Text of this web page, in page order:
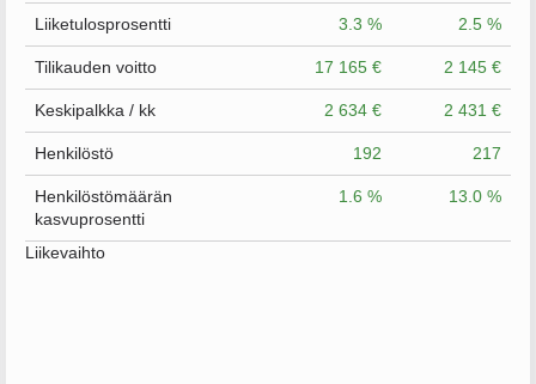
Liiketulosprosentti 3.3 % 2.5 %
Tilikauden voitto 17 165 € 2 145 €
Keskipalkka / kk 2 634 € 2 431 €
Henkilöstö 192 217
Henkilöstömäärän
kasvuprosentti
1.6 % 13.0 %
Liikevaihto